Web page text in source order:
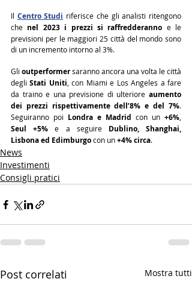
Il Centro Studi riferisce che gli analisti ritengono
che nel 2023 i prezzi si raffredderanno e le
previsioni per le maggiori 25 città del mondo sono
di un incremento intorno al 3%.
Gli outperformer saranno ancora una volta le città
degli Stati Uniti, con Miami e Los Angeles a fare
da traino e una previsione di ulteriore aumento
dei prezzi rispettivamente dell’8% e del 7%.
Seguiranno poi Londra e Madrid con un +6%
Seul +5% e a seguire Dublino, Shanghai,
Lisbona ed Edimburgo con un +4% circa.
News
Investimenti
Consigli pratici
Post correlati Mostra tutti